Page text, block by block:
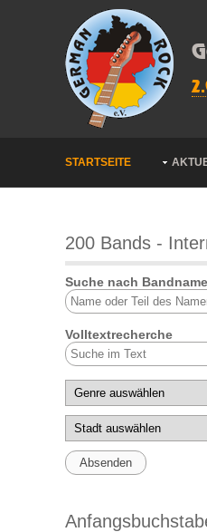
STARTSEITE
200 Bands -
Suche nach Bandname
Volltextrecherche